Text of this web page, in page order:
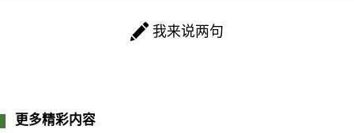
我来说两句
更多精彩内容